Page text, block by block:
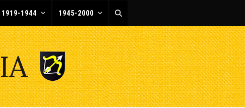
1919-1944 1945-2000